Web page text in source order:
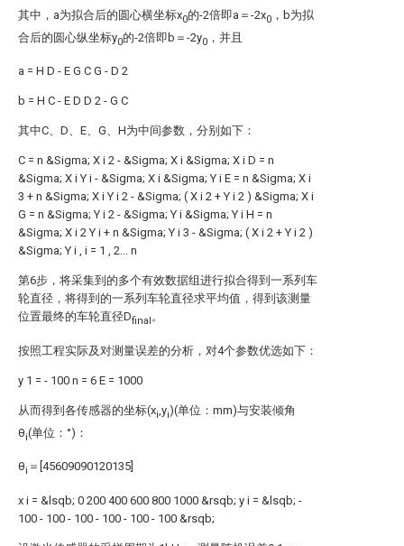
其中，a为拟合后的圆心横坐标x0的-2倍即a＝-2x0 ，b为拟
合后的圆心纵坐标y0的-2倍即b＝-2y0 ，并且
a = H D - E G C G - D 2
b = H C - E D D 2 - G C
其中C、D、E、G、H为中间参数，分别如下：
C = n &Sigma; X i 2 - &Sigma; X i &Sigma; X i D = n
&Sigma; X i Y i - &Sigma; X i &Sigma; Y i E = n &Sigma; X i
3 + n &Sigma; X i Y i 2 - &Sigma; ( X i 2 + Y i 2 ) &Sigma; X i
G = n &Sigma; Y i 2 - &Sigma; Y i &Sigma; Y i H = n
&Sigma; X i 2 Y i + n &Sigma; Y i 3 - &Sigma; ( X i 2 + Y i 2 )
&Sigma; Y i , i = 1 , 2... n
第6步，将采集到的多个有效数据组进行拟合得到一系列车
轮直径，将得到的一系列车轮直径求平均值，得到该测量
位置最终的车轮直径Dfinal。
按照工程实际及对测量误差的分析，对4个参数优选如下：
y 1 = - 100 n = 6 E = 1000
从而得到各传感器的坐标(xi ,yi)(单位：mm)与安装倾角
θi(单位：°)：
θi ＝[45609090120135]
x i = &lsqb; 0 200 400 600 800 1000 &rsqb; y i = &lsqb; -
100 - 100 - 100 - 100 - 100 - 100 &rsqb;